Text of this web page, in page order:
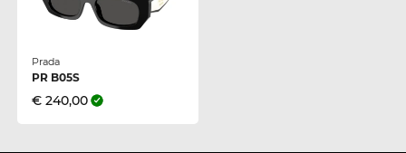
Prada
PR B05S
€ 240,00